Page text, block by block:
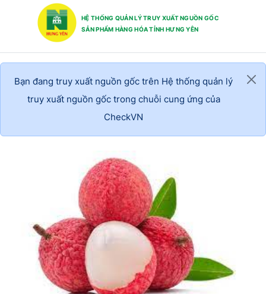
HỆ THỐNG QUẢN LÝ TRUY XUẤT NGUỒN GỐC
SẢN PHẨM HÀNG HÓA TỈNH HƯNG YÊN
Bạn đang truy xuất nguồn gốc trên Hệ thống quản lý
truy xuất nguồn gốc trong chuỗi cung ứng của
CheckVN